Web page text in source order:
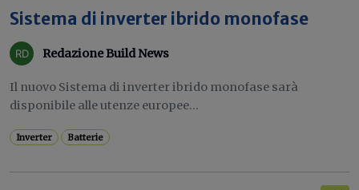
Sistema di inverter ibrido monofase
Redazione Build News
Il nuovo Sistema di inverter ibrido monofase sarà
disponibile alle utenze europee...
Inverter Batterie